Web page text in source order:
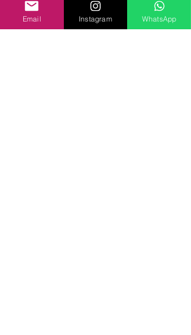
Email Instagram WhatsApp